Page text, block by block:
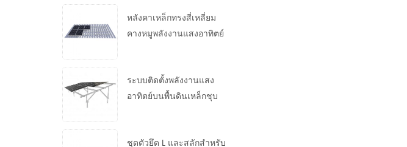
หลังคาเหล็กทรงสี่เหลี่ยม
คางหมูพลังงานแสงอาทิตย์
ระบบติดตั้งพลังงานแสง
อาทิตย์บนพื้นดินเหล็กชุบ
ชุดตัวยึด L และสลักสำหรับ